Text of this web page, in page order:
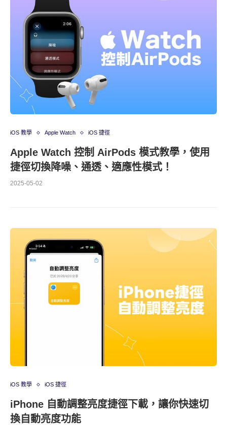
iOS 教學 Apple Watch iOS 捷徑
Apple Watch 控制 AirPods 模式教學，使用
捷徑切換降噪、通透、適應性模式！
2025-05-02
iOS 教學 iOS 捷徑
iPhone 自動調整亮度捷徑下載，讓你快速切
換自動亮度功能